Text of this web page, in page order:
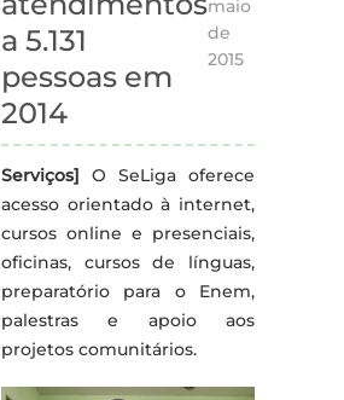
a 5.131
pessoas em
2014
maio
de
2015
Serviços] O SeLiga oferece
acesso orientado à internet,
cursos online e presenciais,
oficinas, cursos de línguas,
preparatório para o Enem,
palestras e apoio aos
projetos comunitários.